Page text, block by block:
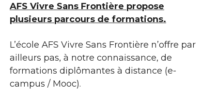
AFS Vivre Sans Frontière propose
plusieurs parcours de formations.
L’école AFS Vivre Sans Frontière n’offre par
ailleurs pas, à notre connaissance, de
formations diplômantes à distance (e-
campus / Mooc).